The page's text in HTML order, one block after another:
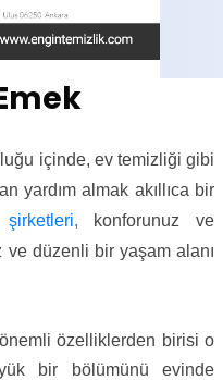
içinde, ev temizliği gibi
yardım almak akıllıca bir
konforunuz ve
ve düzenli bir yaşam alanı
özelliklerden birisi o
bir bölümünü evinde